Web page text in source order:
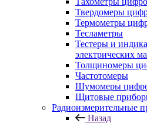
Твердомеры
Термометры
Тесламетры
Тестеры и
электрических
Толщиномеры
Частотомеры
Шумомеры
Щитовые
Радиоизмерительные
Назад